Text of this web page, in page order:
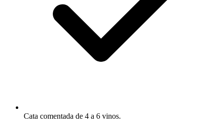
Cata comentada de 4 a 6 vinos.